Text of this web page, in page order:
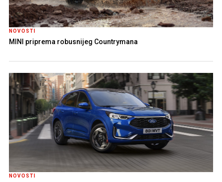
NOVOSTI
MINI priprema robusnijeg Countrymana
NOVOSTI